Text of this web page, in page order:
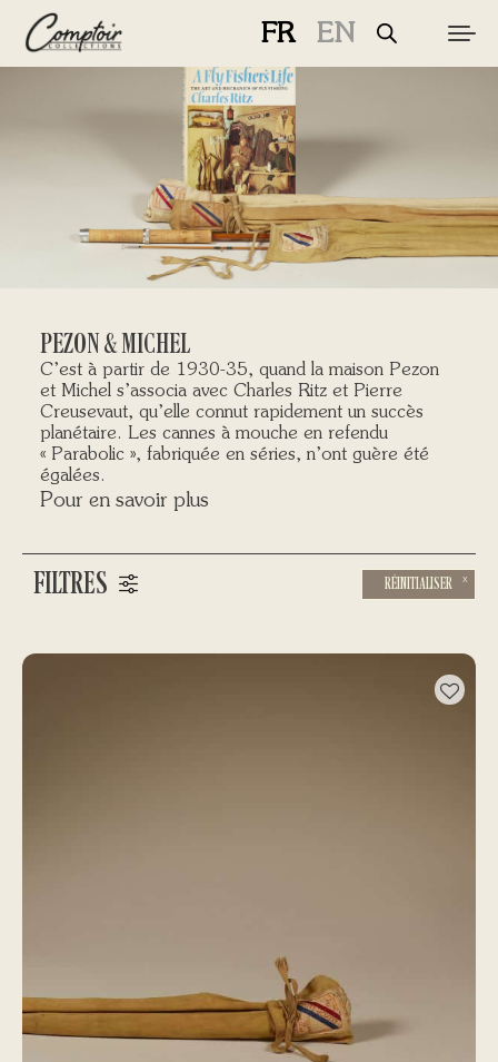
FR EN
MATÉRIEL
PÊCHES
MARQUES
CURIOSITÉS
LOGIN / REGISTER
PEZON & MICHEL
C’est à partir de 1930-35, quand la maison Pezon
et Michel s’associa avec Charles Ritz et Pierre
Creusevaut, qu’elle connut rapidement un succès
planétaire. Les cannes à mouche en refendu
« Parabolic », fabriquée en séries, n’ont guère été
égalées.
Pour en savoir plus
RÉINITIALISER
FILTRES